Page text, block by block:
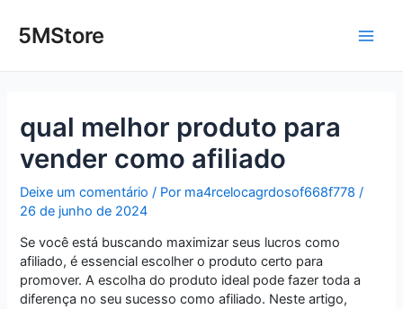
para5MStore
qual melhor produto para
vender como afiliado
Deixe um comentário / Por ma4rcelocagrdosof668f778/
26 de junho de 2024
Se você está buscando maximizar seus lucros como
afiliado, é essencial escolher o produto certo para
promover. A escolha do produto ideal pode fazer toda a
diferença no seu sucesso como afiliado. Neste artigo,
navigation